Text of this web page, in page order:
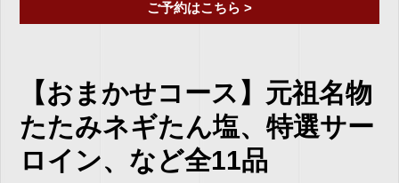
ご予約はこちら >
【おまかせコース】元祖名物
たたみネギたん塩、特選サー
ロイン、など全11品